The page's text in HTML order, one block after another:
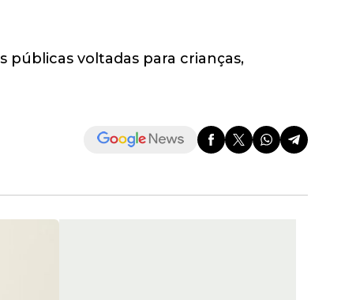
públicas voltadas para crianças,